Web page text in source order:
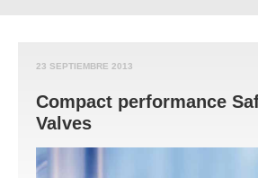
23 SEPTIEMBRE 2013
Compact performance
Valves